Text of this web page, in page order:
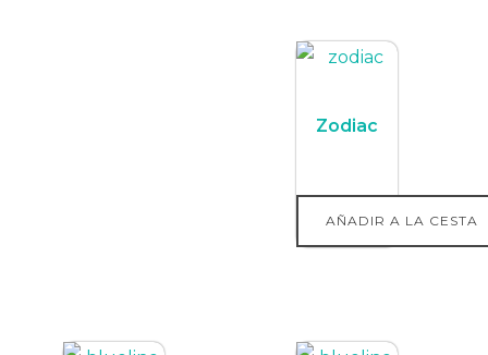
Zodiac
AÑADIR A LA CESTA